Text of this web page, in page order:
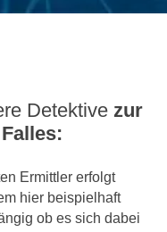
Detektive zur
Ermittler erfolgt
hier beispielhaft
ob es sich dabei